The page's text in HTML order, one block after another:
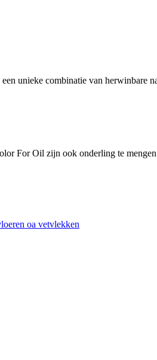
unieke combinatie van herwinbare
For Oil zijn ook onderling te